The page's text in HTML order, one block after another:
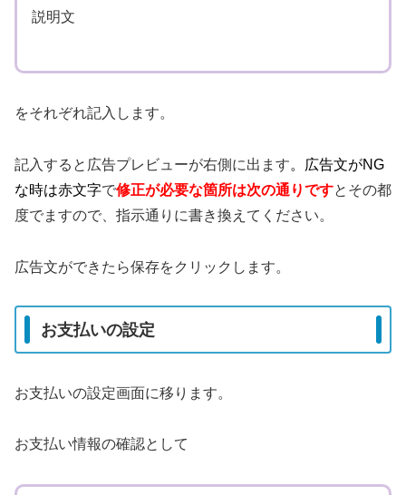
説明文
をそれぞれ記入します。
記入すると広告プレビューが右側に出ます。広告文がNG
な時は赤文字で修正が必要な箇所は次の通りですとその都
度でますので、指示通りに書き換えてください。
広告文ができたら保存をクリックします。
お支払いの設定
お支払いの設定画面に移ります。
お支払い情報の確認として